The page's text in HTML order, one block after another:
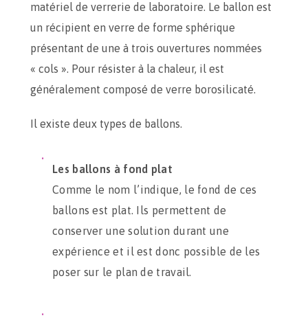
matériel de verrerie de laboratoire. Le ballon est
un récipient en verre de forme sphérique
présentant de une à trois ouvertures nommées
« cols ». Pour résister à la chaleur, il est
généralement composé de verre borosilicaté.
Il existe deux types de ballons.
Les ballons à fond plat
Comme le nom l’indique, le fond de ces
ballons est plat. Ils permettent de
conserver une solution durant une
expérience et il est donc possible de les
poser sur le plan de travail.